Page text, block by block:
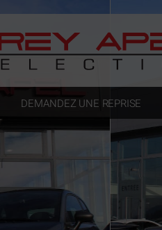
DEMANDEZ UNE REPRISE